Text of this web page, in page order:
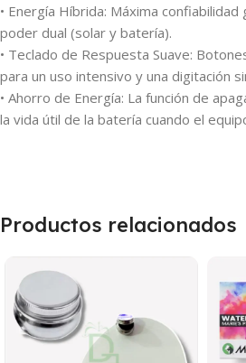
• Energía Híbrida: Máxima
poder dual (solar y batería).
• Teclado de Respuesta Suave:
para un uso intensivo y una digitación
• Ahorro de Energía: La función de
la vida útil de la batería cuando el
Productos relacionados